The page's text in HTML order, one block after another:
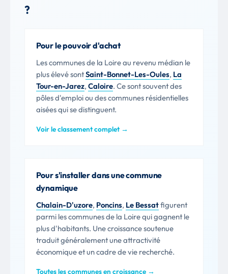
?
Pour le pouvoir d'achat
Les communes de la Loire au revenu médian le
plus élevé sontSaint-Bonnet-Les-Oules, La
Tour-en-Jarez, Caloire. Ce sont souvent des
pôles d'emploi ou des communes résidentielles
aisées qui se distinguent.
Voir le classement complet →
Pour s'installer dans une commune
dynamique
Chalain-D'uzore, Poncins, Le Bessatfigurent
parmi les communes de la Loire qui gagnent le
plus d'habitants. Une croissance soutenue
traduit généralement une attractivité
économique et un cadre de vie recherché.
Toutes les communes en croissance →